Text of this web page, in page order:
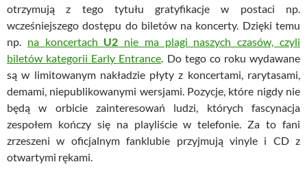
otrzymują z tego tytułu gratyfikacje w postaci np.
wcześniejszego dostępu do biletów na koncerty. Dzięki temu
np. na koncertach U2 nie ma plagi naszych czasów, czyli
biletów kategorii Early Entrance. Do tego co roku wydawane
są w limitowanym nakładzie płyty z koncertami, rarytasami,
demami, niepublikowanymi wersjami. Pozycje, które nigdy nie
będą w orbicie zainteresowań ludzi, których fascynacja
zespołem kończy się na playliście w telefonie. Za to fani
zrzeszeni w oficjalnym fanklubie przyjmują vinyle i CD z
otwartymi rękami.